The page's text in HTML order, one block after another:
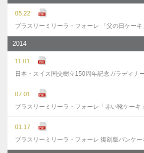
05.22
ブラスリーミリーラ・フォーレ 「父の日ケーキ
2014
11.01
日本・スイス国交樹立150周年記念ガラディナ
07.01
ブラスリーミリーラ・フォーレ「赤い靴ケーキ
01.17
ブラスリーミリーラ・フォーレ 復刻版パンケ